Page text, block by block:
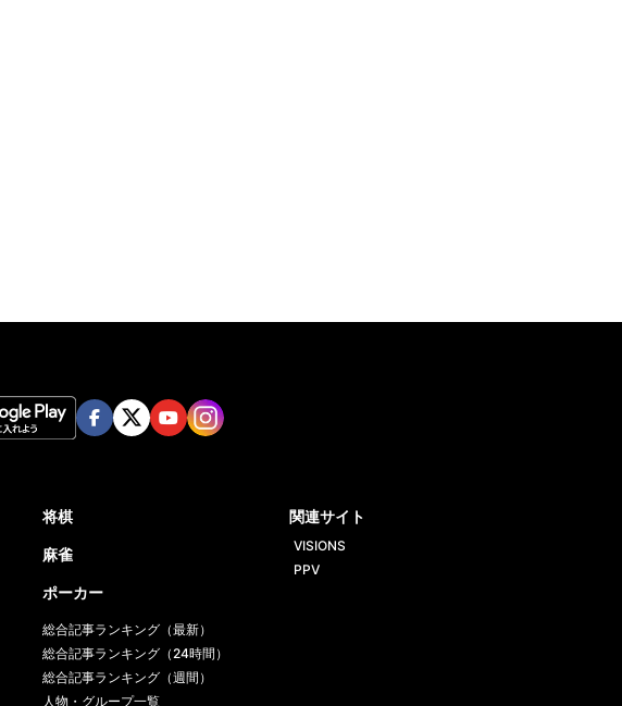
将棋
麻雀
ポーカー
総合記事ランキング（最新）
総合記事ランキング（24時間）
総合記事ランキング（週間）
人物・グループ一覧
関連サイト
VISIONS
PPV